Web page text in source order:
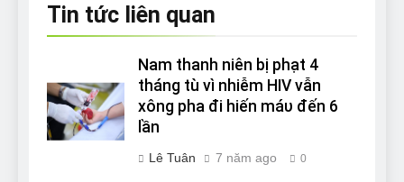
Tin tức liên quan
Nam thanh niên bị phạt 4
tháng tù vì nhiễm HIV vẫn
xông pha đi hiến máυ đến 6
lần
Lê Tuân 7 năm ago 0